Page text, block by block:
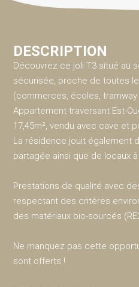
DESCRIPTION
Découvrez ce joli T3 situé au
sécurisée, proche de toutes
(commerces, écoles,
Appartement traversant Est-
17,45m², vendu avec cave et
La résidence jouit également
partagée ainsi que de locaux
Prestations de qualité avec
respectant des critères
des matériaux bio-sourcés
Ne manquez pas cette
sont offerts !